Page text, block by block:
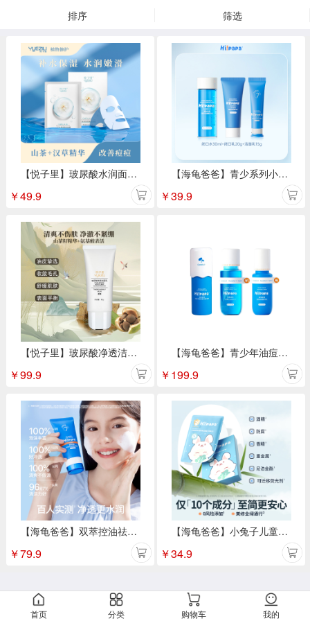
排序 筛选
【悦子里】玻尿酸水润面膜28ml*5片
￥49.9
【悦子里】玻尿酸净透洁面乳80g
￥99.9
【海龟爸爸】双萃控油祛痘洁面乳
￥79.9
【海龟爸爸】青少系列小美盒洁面乳15g+闭口水30ml+嫩肤乳20g
￥39.9
【海龟爸爸】青少年油痘肌三件套祛痘洁面乳80g+控油精华水150ml+精华乳100g
￥199.9
【海龟爸爸】小兔子儿童面膜积雪草补水保湿舒缓修护青少年面膜5片/盒
￥34.9
首页 分类 购物车 我的